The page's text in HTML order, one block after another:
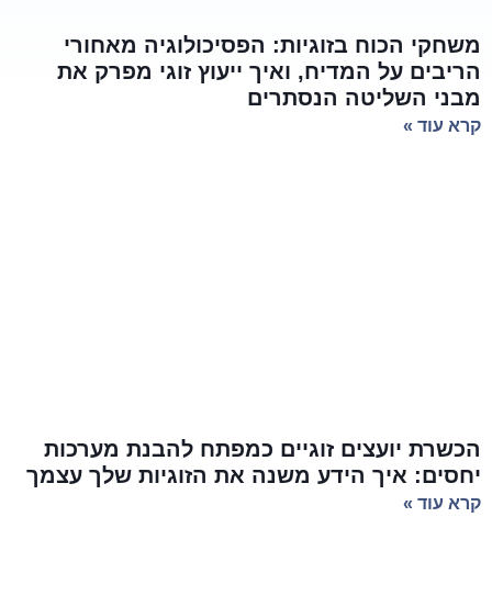
משחקי הכוח בזוגיות: הפסיכולוגיה מאחורי
הריבים על המדיח, ואיך ייעוץ זוגי מפרק את
מבני השליטה הנסתרים
קרא עוד »
הכשרת יועצים זוגיים כמפתח להבנת מערכות
יחסים: איך הידע משנה את הזוגיות שלך עצמך
קרא עוד »